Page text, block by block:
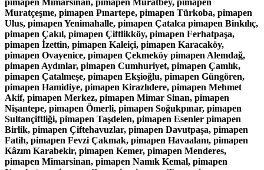
pimapen Mimarsinan, pimapen Muratbey, pimapen
Muratçeşme, pimapen Pınartepe, pimapen Türkoba, pimapen
Ulus, pimapen Yenimahalle, pimapen Çatalca pimapen Binkılıç,
pimapen Çakıl, pimapen Çiftlikköy, pimapen Ferhatpaşa,
pimapen İzettin, pimapen Kaleiçi, pimapen Karacaköy,
pimapen Ovayenice, pimapen Çekmeköy pimapen Alemdağ,
pimapen Aydınlar, pimapen Cumhuriyet, pimapen Çamlık,
pimapen Çatalmeşe, pimapen Ekşioğlu, pimapen Güngören,
pimapen Hamidiye, pimapen Kirazlıdere, pimapen Mehmet
Akif, pimapen Merkez, pimapen Mimar Sinan, pimapen
Nişantepe, pimapen Ömerli, pimapen Soğukpınar, pimapen
Sultançiftliği, pimapen Taşdelen, pimapen Esenler pimapen
Birlik, pimapen Çiftehavuzlar, pimapen Davutpaşa, pimapen
Fatih, pimapen Fevzi Çakmak, pimapen Havaalanı, pimapen
Kâzım Karabekir, pimapen Kemer, pimapen Menderes,
pimapen Mimarsinan, pimapen Namık Kemal, pimapen